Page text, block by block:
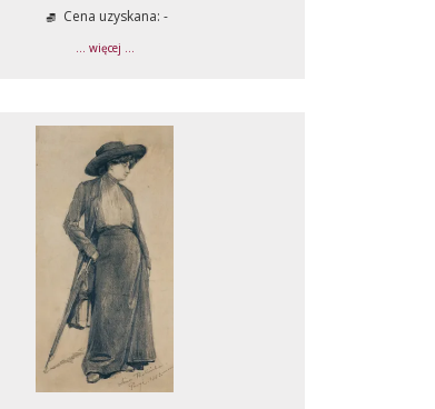
Cena uzyskana: -
... więcej ...